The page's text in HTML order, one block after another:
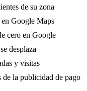
de su zona
Google Maps
cero en Google
desplaza
y visitas
de la publicidad de pago